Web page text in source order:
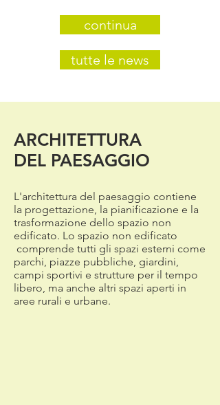
continua
tutte le news
ARCHITETTURA
DEL PAESAGGIO
L'architettura del paesaggio contiene
la progettazione, la pianificazione e la
trasformazione dello spazio non
edificato. Lo spazio non edificato
comprende tutti gli spazi esterni come
parchi, piazze pubbliche, giardini,
campi sportivi e strutture per il tempo
libero, ma anche altri spazi aperti in
aree rurali e urbane.